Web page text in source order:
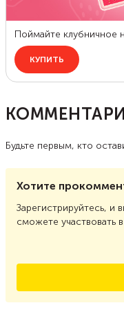
Будьте первым, кто
Хотите
Зарегистрируйтесь, и
сможете участвовать